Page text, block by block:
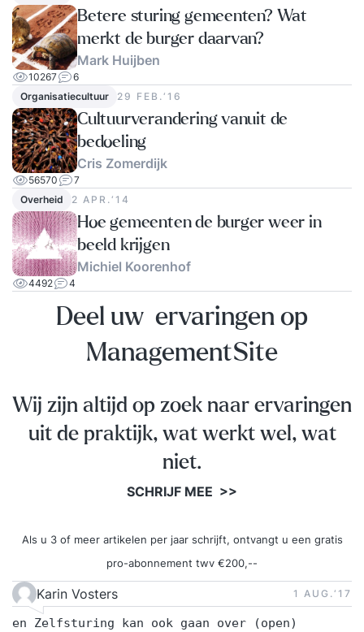
Betere sturing gemeenten? Wat
merkt de burger daarvan?
Mark Huijben
10267
6
Organisatiecultuur
29 FEB.‘16
Cultuurverandering vanuit de
bedoeling
Cris Zomerdijk
56570
7
Overheid
2 APR.‘14
Hoe gemeenten de burger weer in
beeld krijgen
Michiel Koorenhof
4492 4
Deel uw ervaringen op
ManagementSite
Wij zijn altijd op zoek naar ervaringen
uit de praktijk, wat werkt wel, wat
niet.
SCHRIJF MEE >>
Als u 3 of meer artikelen per jaar schrijft, ontvangt u een gratis
pro-abonnement twv €200,--
Karin Vosters 1 AUG.‘17
en Zelfsturing kan ook gaan over (open)